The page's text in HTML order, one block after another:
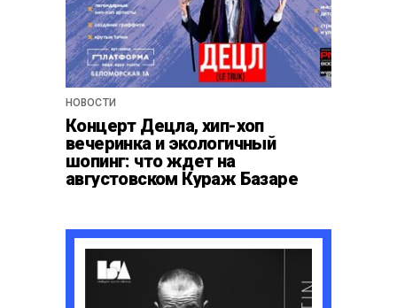
НОВОСТИ
Концерт Децла, хип-хоп
вечеринка и экологичный
шопинг: что ждет на
августовском Кураж Базаре